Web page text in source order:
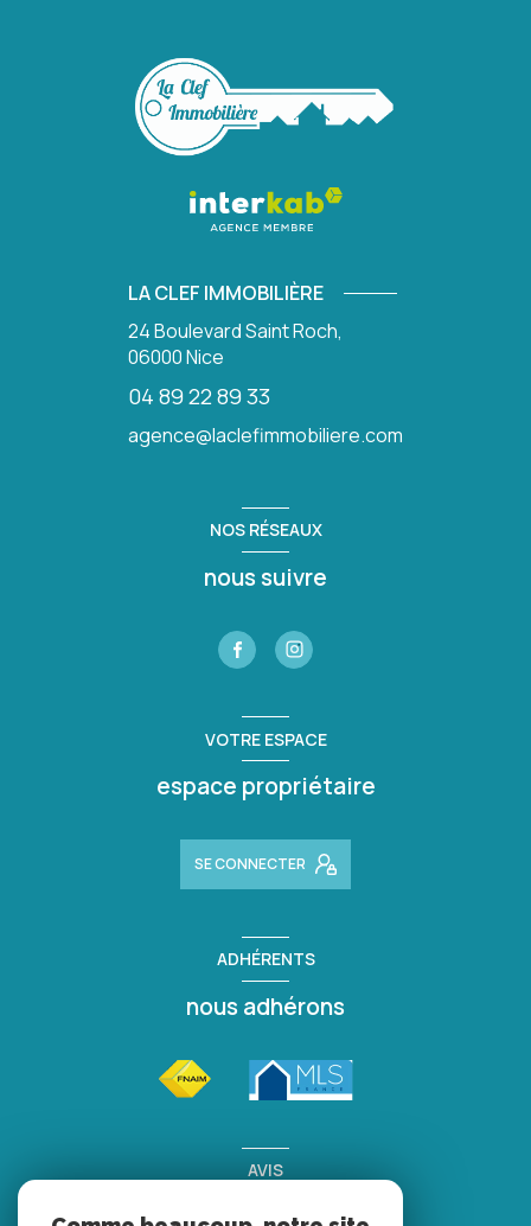
LA CLEF IMMOBILIÈRE
24 Boulevard Saint Roch,
06000Nice
04 89 22 89 33
agence@laclefimmobiliere.com
NOS RÉSEAUX
nous suivre
VOTRE ESPACE
espace propriétaire
SE CONNECTER
ADHÉRENTS
nous adhérons
AVIS
clients